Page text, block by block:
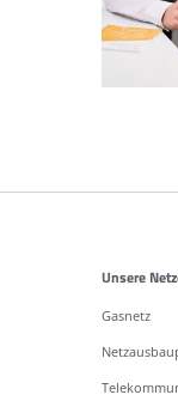
Unsere
Gasnetz